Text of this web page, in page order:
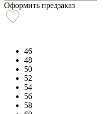
Оформить предзаказ
46
48
50
52
54
56
58